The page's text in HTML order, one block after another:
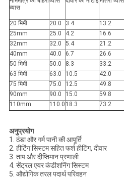
व्यास
20 मिमी 20.0 3.4 13.2
25mm
25.0 4.2 16.6
32mm
32.0 5.4 21.2
40mm
40.0 6.7 26.6
50 मिमी
50.0 8.3 33.2
63 मिमी
63.0 10.5 42.0
75 मिमी
75.0 12.5 49.8
90mm
90.0 15.0 59.8
110mm
110.0 18.3 73.2
अनुप्रयोग
1. ठंडा और गर्म पानी की आपूर्ति
2. हीटिंग सिस्टम सहित फर्श हीटिंग, दीवार
3. ताप और दीप्तिमान प्रणाली
4. सेंट्रल एयर कंडीशनिंग सिस्टम
5. औद्योगिक तरल पदार्थ परिवहन